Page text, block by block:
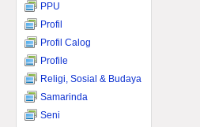
PPU
Profil
Profil Calog
Profile
Religi, Sosial & Budaya
Samarinda
Seni